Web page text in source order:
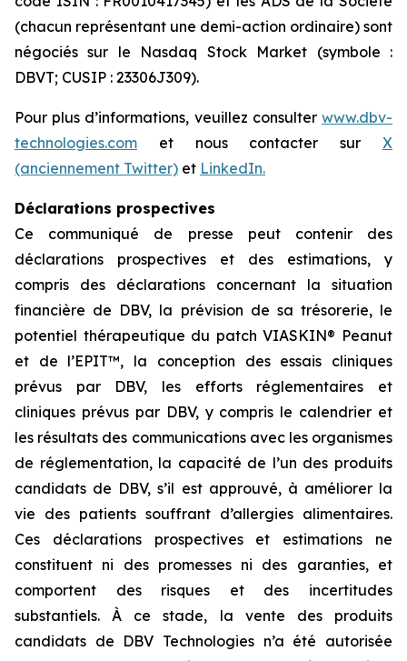
(chacun représentant une demi-action ordinaire) sont
négociés sur le Nasdaq Stock Market (symbole :
DBVT; CUSIP : 23306J309).
Pour plus d’informations, veuillez consulter www.dbv-
technologies.com et nous contacter sur X
(anciennement Twitter) et LinkedIn.
Déclarations prospectives
Ce communiqué de presse peut contenir des
déclarations prospectives et des estimations, y
compris des déclarations concernant la situation
financière de DBV, la prévision de sa trésorerie, le
potentiel thérapeutique du patch VIASKIN® Peanut
et de l’EPIT™, la conception des essais cliniques
prévus par DBV, les efforts réglementaires et
cliniques prévus par DBV, y compris le calendrier et
les résultats des communications avec les organismes
de réglementation, la capacité de l’un des produits
candidats de DBV, s’il est approuvé, à améliorer la
vie des patients souffrant d’allergies alimentaires.
Ces déclarations prospectives et estimations ne
constituent ni des promesses ni des garanties, et
comportent des risques et des incertitudes
substantiels. À ce stade, la vente des produits
candidats de DBV Technologies n’a été autorisée